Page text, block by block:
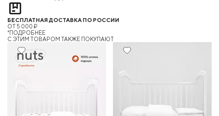
БЕСПЛАТНАЯ ДОСТАВКА ПО РОССИИ
ОТ 5 000 ₽
*ПОДРОБНЕЕ
C ЭТИМ ТОВАРОМ ТАКЖЕ ПОКУПАЮТ